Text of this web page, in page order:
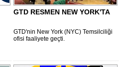
GTD RESMEN NEW YORK'TA
GTD'nin New York (NYC) Temsilciliği
ofisi faaliyete geçti.